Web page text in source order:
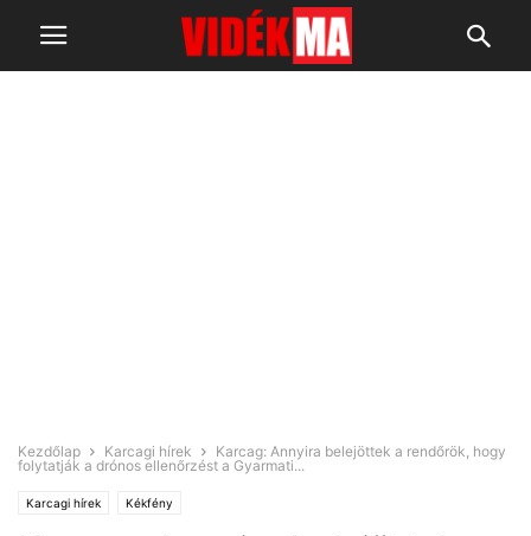
Kezdőlap Karcagi hírek
Karcag: Annyira belejöttek a rendőrök, hogy
folytatják a drónos ellenőrzést a Gyarmati...
Karcagi hírek Kékfény